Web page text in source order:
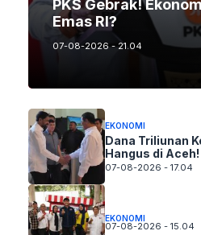
PKS Gebrak!
Emas RI?
07-08-2026 - 21.04
EKONOMI
Dana Triliunan
Hangus di
07-08-2026 - 17.04
EKONOMI
07-08-2026 - 15.04